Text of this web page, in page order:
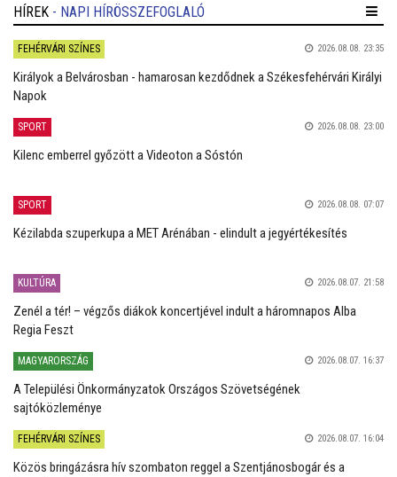
HÍREK - NAPI HÍRÖSSZEFOGLALÓ
FEHÉRVÁRI SZÍNES 2026.08.08. 23:35
Királyok a Belvárosban - hamarosan kezdődnek a Székesfehérvári Királyi
Napok
SPORT 2026.08.08. 23:00
Kilenc emberrel győzött a Videoton a Sóstón
SPORT 2026.08.08. 07:07
Kézilabda szuperkupa a MET Arénában - elindult a jegyértékesítés
KULTÚRA 2026.08.07. 21:58
Zenél a tér! – végzős diákok koncertjével indult a háromnapos Alba
Regia Feszt
MAGYARORSZÁG 2026.08.07. 16:37
A Települési Önkormányzatok Országos Szövetségének
sajtóközleménye
FEHÉRVÁRI SZÍNES 2026.08.07. 16:04
Közös bringázásra hív szombaton reggel a Szentjánosbogár és a